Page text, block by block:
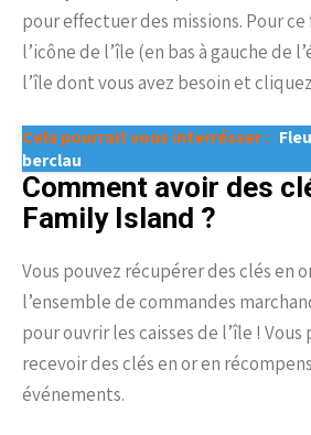
pour effectuer des missions. Pour
l’icône de l’île (en bas à gauche de
l’île dont vous avez besoin et cliquez
Cela pourrait vous interrésser :
berclau
Comment avoir des
Family Island ?
Vous pouvez récupérer des clés en
l’ensemble de commandes
pour ouvrir les caisses de l’île !
recevoir des clés en or en
événements.